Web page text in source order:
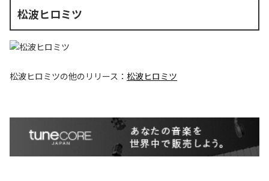
松波ヒロミツ
松波ヒロミツの他のリリース： 松波ヒロミツ